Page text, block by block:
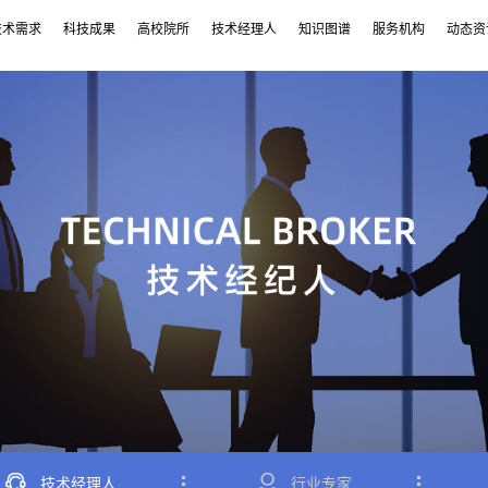
术需求 科技成果 高校院所 技术经理人 知识图谱 服务机构 动态
技术经理人 行业专家